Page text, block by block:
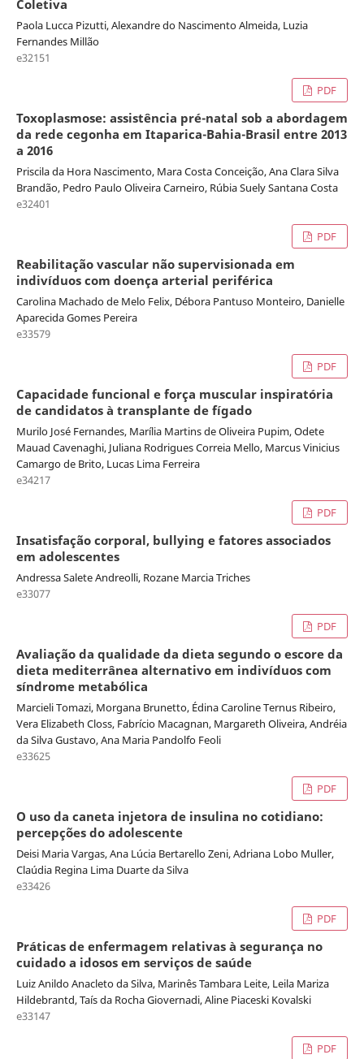
Coletiva
Paola Lucca Pizutti, Alexandre do Nascimento Almeida, Luzia
Fernandes Millão
e32151
PDF
Toxoplasmose: assistência pré-natal sob a abordagem
da rede cegonha em Itaparica-Bahia-Brasil entre 2013
a 2016
Priscila da Hora Nascimento, Mara Costa Conceição, Ana Clara Silva
Brandão, Pedro Paulo Oliveira Carneiro, Rúbia Suely Santana Costa
e32401
PDF
Reabilitação vascular não supervisionada em
indivíduos com doença arterial periférica
Carolina Machado de Melo Felix, Débora Pantuso Monteiro, Danielle
Aparecida Gomes Pereira
e33579
PDF
Capacidade funcional e força muscular inspiratória
de candidatos à transplante de fígado
Murilo José Fernandes, Marília Martins de Oliveira Pupim, Odete
Mauad Cavenaghi, Juliana Rodrigues Correia Mello, Marcus Vinicius
Camargo de Brito, Lucas Lima Ferreira
e34217
PDF
Insatisfação corporal, bullying e fatores associados
em adolescentes
Andressa Salete Andreolli, Rozane Marcia Triches
e33077
PDF
Avaliação da qualidade da dieta segundo o escore da
dieta mediterrânea alternativo em indivíduos com
síndrome metabólica
Marcieli Tomazi, Morgana Brunetto, Édina Caroline Ternus Ribeiro,
Vera Elizabeth Closs, Fabrício Macagnan, Margareth Oliveira, Andréia
da Silva Gustavo, Ana Maria Pandolfo Feoli
e33625
PDF
O uso da caneta injetora de insulina no cotidiano:
percepções do adolescente
Deisi Maria Vargas, Ana Lúcia Bertarello Zeni, Adriana Lobo Muller,
Claúdia Regina Lima Duarte da Silva
e33426
PDF
Práticas de enfermagem relativas à segurança no
cuidado a idosos em serviços de saúde
Luiz Anildo Anacleto da Silva, Marinês Tambara Leite, Leila Mariza
Hildebrantd, Taís da Rocha Giovernadi, Aline Piaceski Kovalski
e33147
PDF